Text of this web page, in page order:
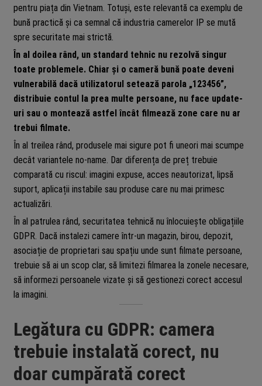
pentru piața din Vietnam. Totuși, este relevantă ca exemplu de
bună practică și ca semnal că industria camerelor IP se mută
spre securitate mai strictă.
În al doilea rând, un standard tehnic nu rezolvă singur
toate problemele. Chiar și o cameră bună poate deveni
vulnerabilă dacă utilizatorul setează parola „123456”,
distribuie contul la prea multe persoane, nu face update-
uri sau o montează astfel încât filmează zone care nu ar
trebui filmate.
În al treilea rând, produsele mai sigure pot fi uneori mai scumpe
decât variantele no-name. Dar diferența de preț trebuie
comparată cu riscul: imagini expuse, acces neautorizat, lipsă
suport, aplicații instabile sau produse care nu mai primesc
actualizări.
În al patrulea rând, securitatea tehnică nu înlocuiește obligațiile
GDPR. Dacă instalezi camere într-un magazin, birou, depozit,
asociație de proprietari sau spațiu unde sunt filmate persoane,
trebuie să ai un scop clar, să limitezi filmarea la zonele necesare,
să informezi persoanele vizate și să gestionezi corect accesul
la imagini.
Legătura cu GDPR: camera
trebuie instalată corect, nu
doar cumpărată corect